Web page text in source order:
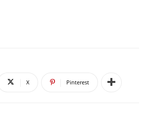
X Pinterest